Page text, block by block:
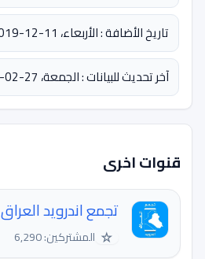
تاريخ الأضافة : الأربعاء، 11-12-2019
آخر تحديث للبيانات : الجمعة، 27-02-2026 08:24:04 مساءً
قنوات اخرى
تجمع اندرويد العراق
☆ المشتركين: 6,290